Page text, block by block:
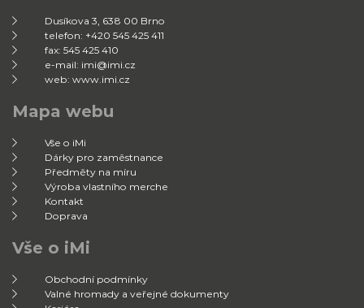
Dusíkova 3, 638 00 Brno
telefon: +420 545 425 411
fax: 545 425 410
e-mail: imi@imi.cz
web: www.imi.cz
Mapa webu
Vše o iMi
Dárky pro zaměstnance
Předměty na míru
Výroba vlastního merche
Kontakt
Doprava
Vše o iMi
Obchodní podmínky
Valné hromady a veřejné dokumenty